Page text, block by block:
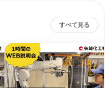
すべて見る